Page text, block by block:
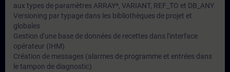
aux types de paramètres ARRAY*, VARIANT, REF_TO et DB_ANY
Versioning par typage dans les bibliothèques de projet et
globales
Gestion d'une base de données de recettes dans l'interface
opérateur (IHM)
Création de messages (alarmes de programme et entrées dans
le tampon de diagnostic)